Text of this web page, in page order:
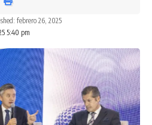
5:40 pm
febrero 26, 2025